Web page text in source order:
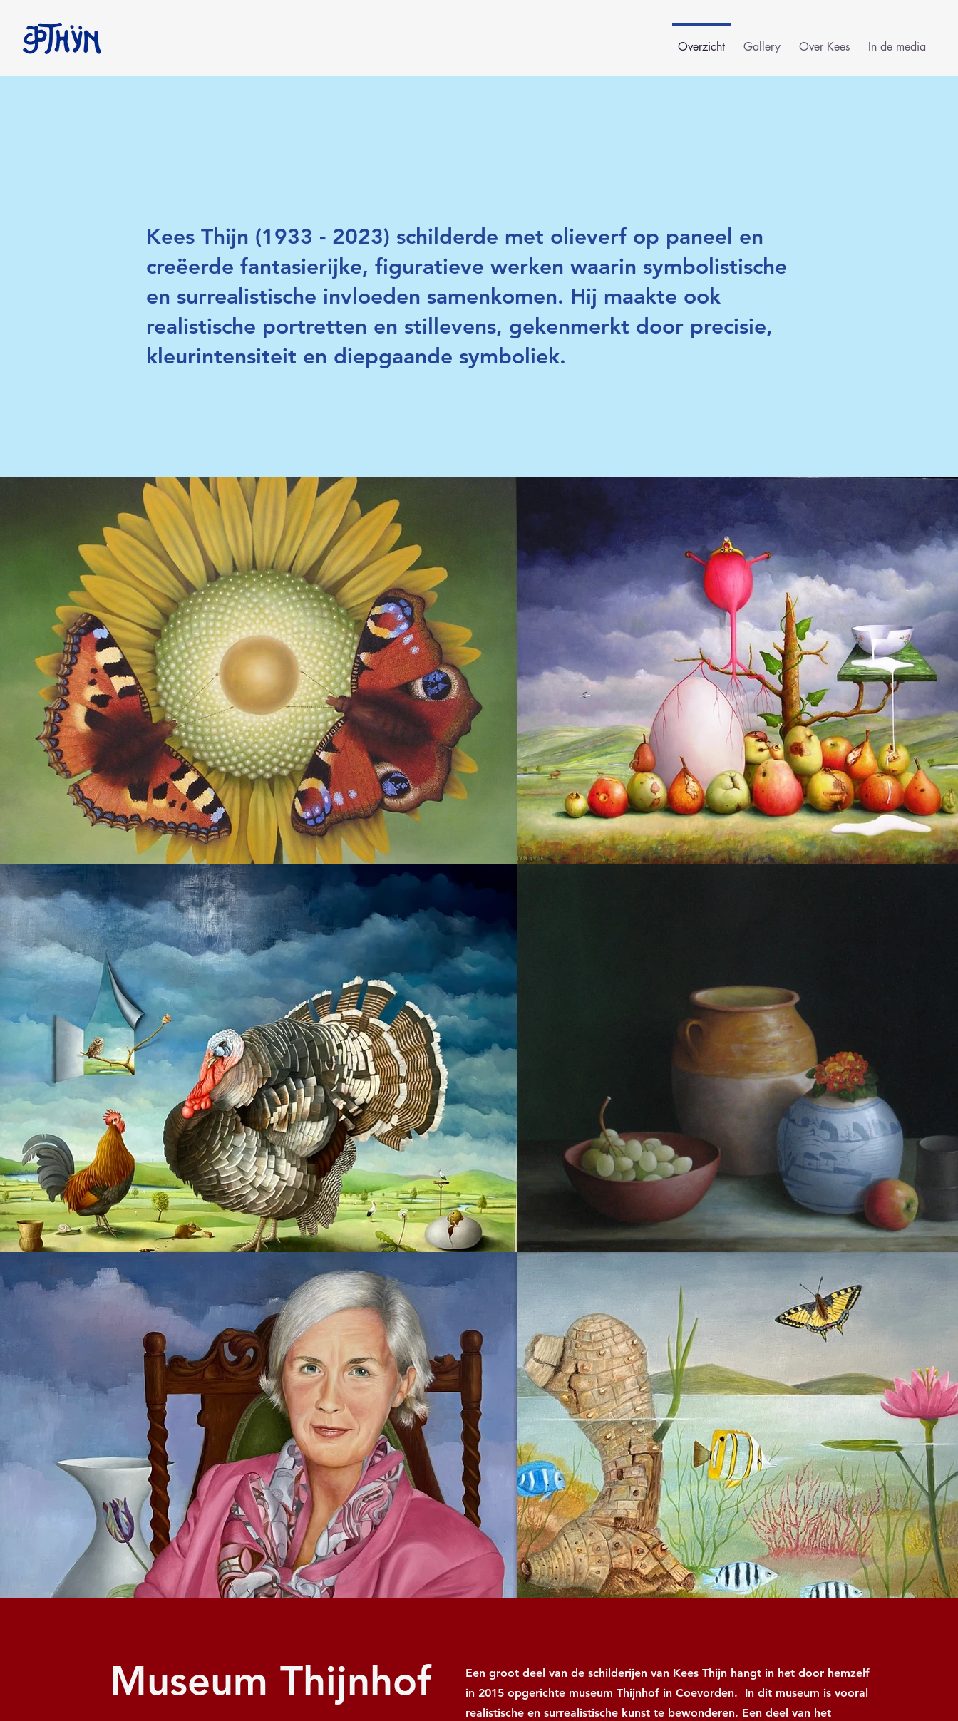
Overzicht Gallery Over Kees In de media
Kees Thijn (1933 - 2023) schilderde met olieverf op paneel en
creëerde fantasierijke, figuratieve werken waarin symbolistische
en surrealistische invloeden samenkomen. Hij maakte ook
realistische portretten en stillevens, gekenmerkt door precisie,
kleurintensiteit en diepgaande symboliek.
Museum Thijnhof
Een groot deel van de schilderijen van Kees Thijn hangt in het door hemzelf
in 2015 opgerichte museum Thijnhof in Coevorden. In dit museum is vooral
realistische en surrealistische kunst te bewonderen. Een deel van het